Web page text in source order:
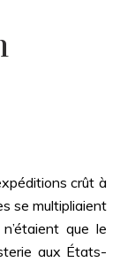
crût à
se multipliaient
que le
aux États-